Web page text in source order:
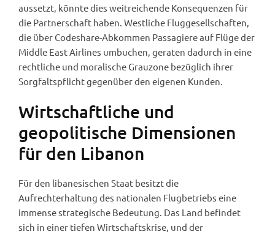
aussetzt, könnte dies weitreichende Konsequenzen für
die Partnerschaft haben. Westliche Fluggesellschaften,
die über Codeshare-Abkommen Passagiere auf Flüge der
Middle East Airlines umbuchen, geraten dadurch in eine
rechtliche und moralische Grauzone bezüglich ihrer
Sorgfaltspflicht gegenüber den eigenen Kunden.
Wirtschaftliche und
geopolitische Dimensionen
für den Libanon
Für den libanesischen Staat besitzt die
Aufrechterhaltung des nationalen Flugbetriebs eine
immense strategische Bedeutung. Das Land befindet
sich in einer tiefen Wirtschaftskrise, und der